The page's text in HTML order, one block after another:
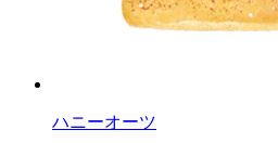
ハニーオーツ